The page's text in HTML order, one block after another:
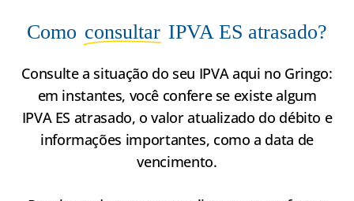
Como consultar IPVA ES atrasado?
Consulte a situação do seu IPVA aqui no Gringo:
em instantes, você confere se existe algum
IPVA ES atrasado, o valor atualizado do débito e
informações importantes, como a data de
vencimento.